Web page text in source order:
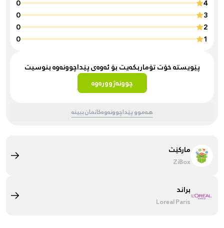
4
0
3
0
2
0
1
0
پێویستە خۆت تۆماربکەیت بۆ ئەوەی پێداچوونەوە بنوسیت
چوونەژوورەوە
هەموو پێداچوونەوەکانمان ببینە
مارکێت
ZiBox
براند
Loreal Paris